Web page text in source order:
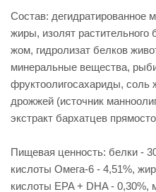
Состав: дегидратированное
жиры, изолят растительного
жом, гидролизат белков
минеральные вещества,
фруктоолигосахариды, соль
дрожжей (источник
экстракт бархатцев
Пищевая ценность: белки -
кислоты Омега-6 - 4,51%,
кислоты EPA + DHA -